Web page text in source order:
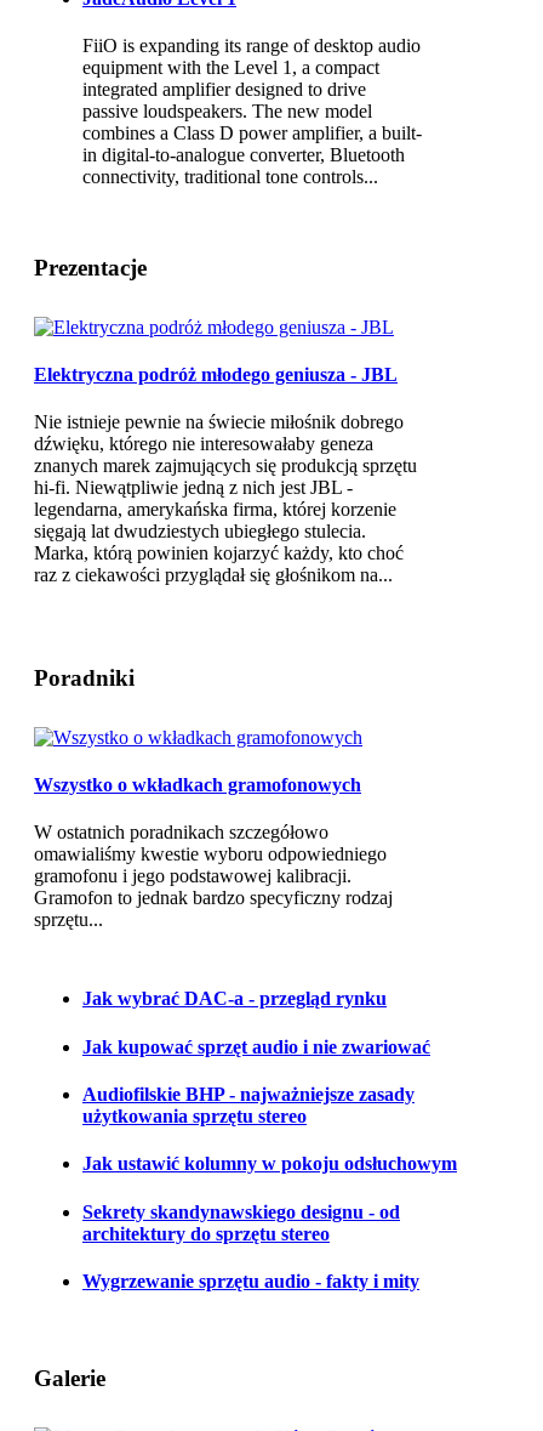
FiiO is expanding its range of desktop audio
equipment with the Level 1, a compact
integrated amplifier designed to drive
passive loudspeakers. The new model
combines a Class D power amplifier, a built-
in digital-to-analogue converter, Bluetooth
connectivity, traditional tone controls...
Prezentacje
Elektryczna podróż młodego geniusza - JBL
Nie istnieje pewnie na świecie miłośnik dobrego
dźwięku, którego nie interesowałaby geneza
znanych marek zajmujących się produkcją sprzętu
hi-fi. Niewątpliwie jedną z nich jest JBL -
legendarna, amerykańska firma, której korzenie
sięgają lat dwudziestych ubiegłego stulecia.
Marka, którą powinien kojarzyć każdy, kto choć
raz z ciekawości przyglądał się głośnikom na...
Poradniki
Wszystko o wkładkach gramofonowych
W ostatnich poradnikach szczegółowo
omawialiśmy kwestie wyboru odpowiedniego
gramofonu i jego podstawowej kalibracji.
Gramofon to jednak bardzo specyficzny rodzaj
sprzętu...
Jak wybrać DAC-a - przegląd rynku
Jak kupować sprzęt audio i nie zwariować
Audiofilskie BHP - najważniejsze zasady
użytkowania sprzętu stereo
Jak ustawić kolumny w pokoju odsłuchowym
Sekrety skandynawskiego designu - od
architektury do sprzętu stereo
Wygrzewanie sprzętu audio - fakty i mity
Galerie